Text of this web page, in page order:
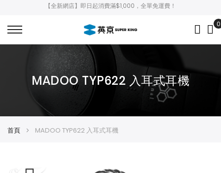
【全新網店】即日起消費滿$1,000，全單免運費！
0
MADOO TYP622 入耳式耳機
首頁 MADOO TYP622 入耳式耳機